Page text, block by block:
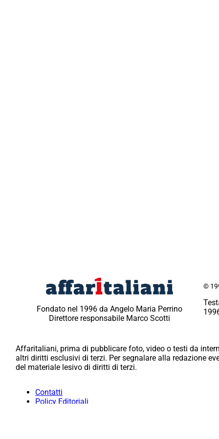
Fondato nel 1996 da Angelo Maria Perrino
Direttore responsabile Marco Scotti
©
Affaritaliani, prima di pubblicare foto, video o testi da
altri diritti esclusivi di terzi. Per segnalare alla redazione
del materiale lesivo di diritti di terzi.
Contatti
Policy Editoriali